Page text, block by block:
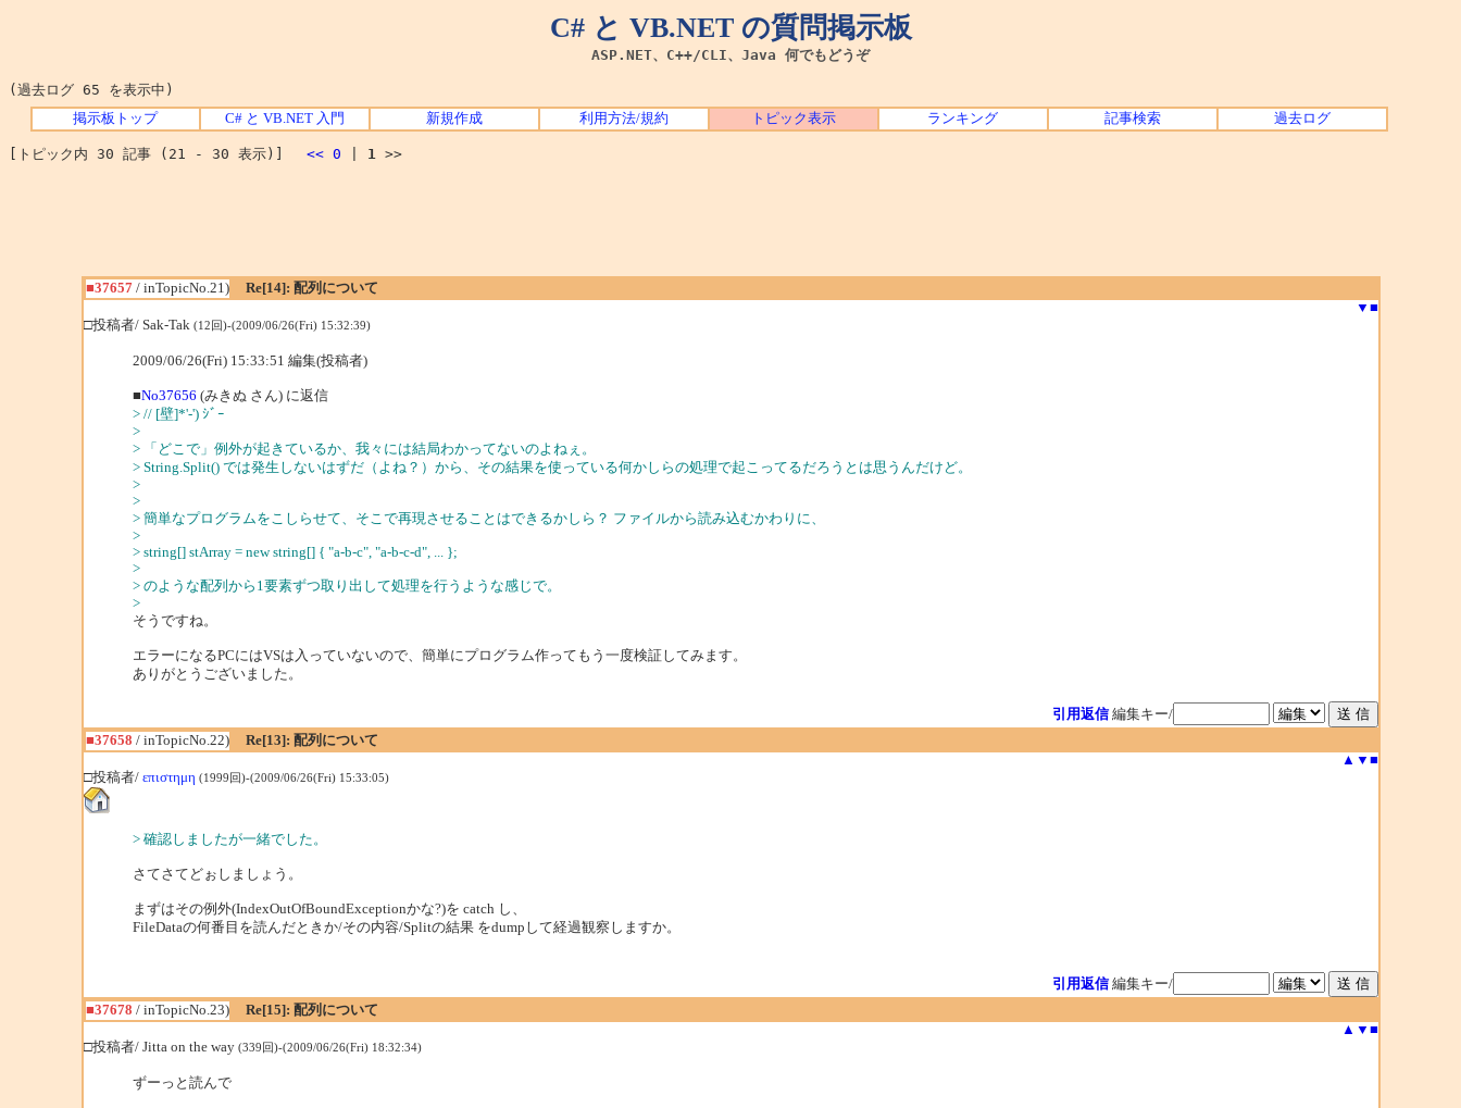
C# と VB.NET の質問掲示板
ASP.NET、C++/CLI、Java 何でもどうぞ
(過去ログ 65 を表示中)
掲示板トップ C# と VB.NET 入門 新規作成 利用方法/規約 トピック表示 ランキング 記事検索 過去ログ
[トピック内 30 記事 (21 - 30 表示)] << 0 1 >>
■37657/ inTopicNo.21)
Re[14]: 配列について
▼ ■
□投稿者/ Sak-Tak (12回)-(2009/06/26(Fri) 15:32:39)
2009/06/26(Fri) 15:33:51 編集(投稿者)
■No37656 (みきぬ さん) に返信
> // [壁]*'-') ｼﾞｰ
>
> 「どこで」例外が起きているか、我々には結局わかってないのよねぇ。
> String.Split() では発生しないはずだ（よね？）から、その結果を使っている何かしらの処理で起こってるだろうとは思うんだけど。
>
>
> 簡単なプログラムをこしらせて、そこで再現させることはできるかしら？ ファイルから読み込むかわりに、
>
> string[] stArray = new string[] { "a-b-c", "a-b-c-d", ... };
>
> のような配列から1要素ずつ取り出して処理を行うような感じで。
>
そうですね。
エラーになるPCにはVSは入っていないので、簡単にプログラム作ってもう一度検証してみます。
ありがとうございました。
引用返信 編集キー/
■37658 / inTopicNo.22)
Re[13]: 配列について
▲ ▼ ■
□投稿者/ επιστημη (1999回)-(2009/06/26(Fri) 15:33:05)
> 確認しましたが一緒でした。
さてさてどぉしましょう。
まずはその例外(IndexOutOfBoundExceptionかな?)を catch し、
FileDataの何番目を読んだときか/その内容/Splitの結果 をdumpして経過観察しますか。
引用返信 編集キー/
■37678 / inTopicNo.23)
Re[15]: 配列について
▲ ▼ ■
□投稿者/ Jitta on the way (339回)-(2009/06/26(Fri) 18:32:34)
ずーっと読んで